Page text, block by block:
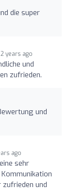
die super
2 years ago
und
zufrieden.
und
ago
sehr
und